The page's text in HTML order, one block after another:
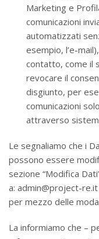
Marketing e
comunicazioni
automatizzati
esempio, l’e-
contatto, come il
revocare il
disgiunto, per
comunicazioni
attraverso
Le segnaliamo che i
possono essere
sezione “Modifica
a: admin@project-
per mezzo delle
La informiamo che –